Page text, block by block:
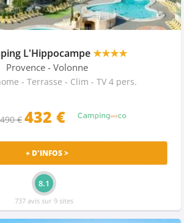
L'Hippocampe★★★★
Provence - Volonne
- Terrasse - Clim - TV 4 pers.
490 € 432 €
+ D'INFOS >
8.1
737 avis sur 9 sites